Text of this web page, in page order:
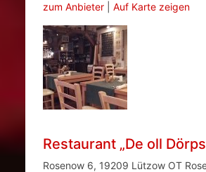
zum Anbieter| Auf Karte zeigen
Restaurant „De oll
Rosenow 6, 19209 Lützow OT